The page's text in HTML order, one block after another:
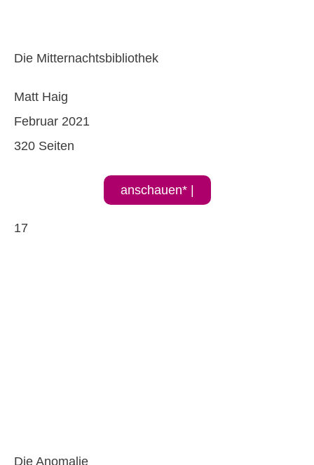
Die Mitternachtsbibliothek
Matt Haig
Februar 2021
320 Seiten
anschauen* |
17
Die Anomalie